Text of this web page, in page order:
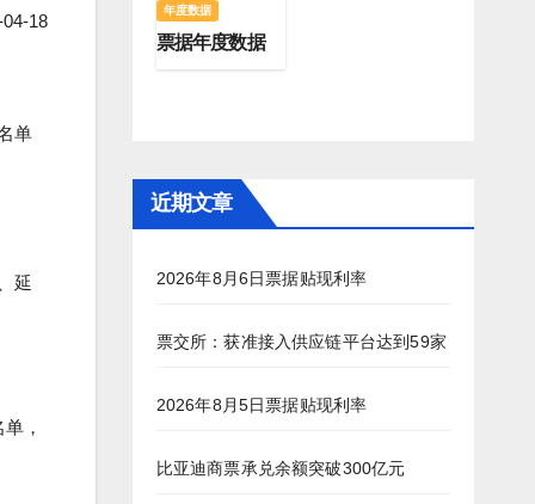
18
单
延
，
年度数据
票据年度数据
近期文章
2026年8月6日票据贴现利率
票交所：获准接入供应链平台达到59家
2026年8月5日票据贴现利率
比亚迪商票承兑余额突破300亿元